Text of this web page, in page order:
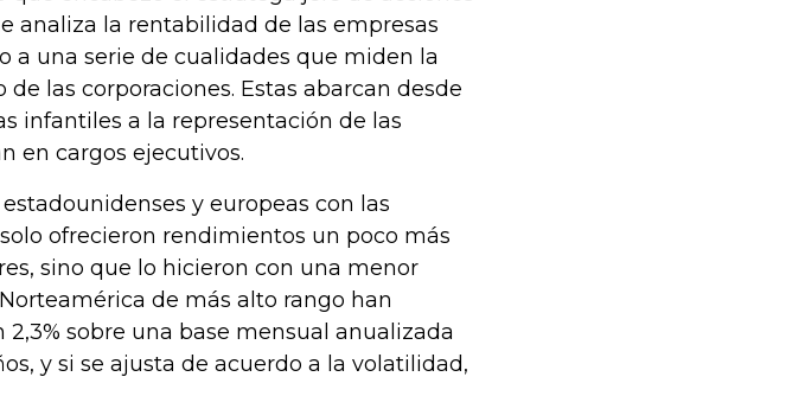
analiza la rentabilidad de las empresas
a una serie de cualidades que miden la
las corporaciones. Estas abarcan desde
infantiles a la representación de las
en cargos ejecutivos.
y europeas con las
ofrecieron rendimientos un poco más
sino que lo hicieron con una menor
de más alto rango han
2,3% sobre una base mensual anualizada
y si se ajusta de acuerdo a la volatilidad,